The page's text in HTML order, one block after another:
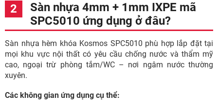
Sàn nhựa 4mm + 1mm IXPE mã
SPC5010 ứng dụng ở đâu?
Sàn nhựa hèm khóa Kosmos SPC5010 phù hợp lắp đặt tại
mọi khu vực nội thất có yêu cầu chống nước và thẩm mỹ
cao, ngoại trừ phòng tắm/WC – nơi ngâm nước thường
xuyên.
Các không gian ứng dụng cụ thể: